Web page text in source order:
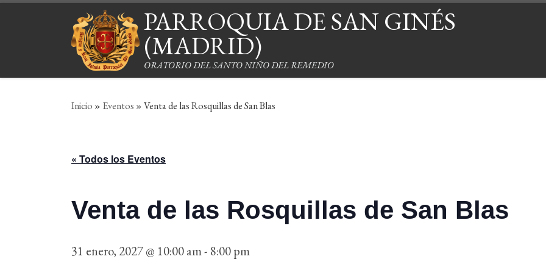
Saltar al contenido PARROQUIA DE SAN GINÉS
(MADRID)
ORATORIO DEL SANTO NIÑO DEL REMEDIO
Inicio » Eventos »Venta de las Rosquillas de San Blas
« Todos los Eventos
Venta de las Rosquillas de San Blas
31 enero, 2027 @ 10:00 am- 8:00 pm